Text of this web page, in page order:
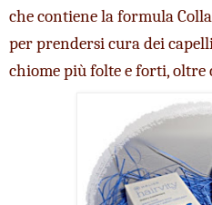
che contiene la formula
per prendersi cura dei
chiome più folte e forti, oltre